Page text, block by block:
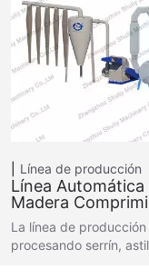
Línea de producción
Línea Automática
Madera
La línea de
procesando serrín,